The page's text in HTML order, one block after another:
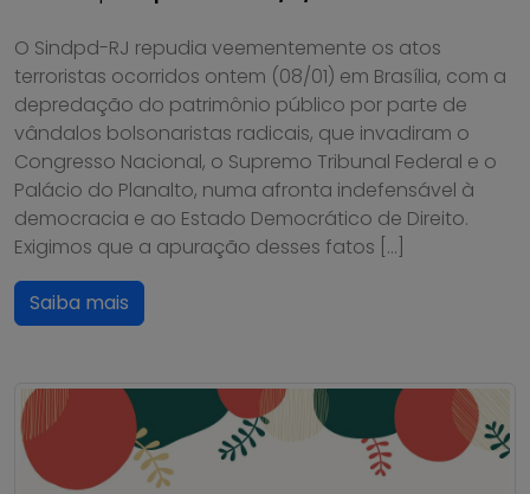
O Sindpd-RJ repudia veementemente os atos
terroristas ocorridos ontem (08/01) em Brasília, com a
depredação do patrimônio público por parte de
vândalos bolsonaristas radicais, que invadiram o
Congresso Nacional, o Supremo Tribunal Federal e o
Palácio do Planalto, numa afronta indefensável à
democracia e ao Estado Democrático de Direito.
Exigimos que a apuração desses fatos […]
Saiba mais